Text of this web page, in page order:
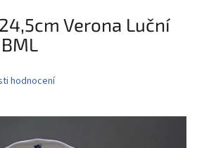
Verona Luční
hodnocení